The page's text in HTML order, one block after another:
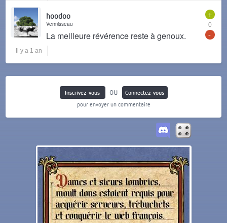
+
0
-
hoodoo
Vermisseau
La meilleure révérence reste à genoux.
Il y a 1 an
Inscrivez-vous ou
Connectez-vous
pour envoyer un commentaire